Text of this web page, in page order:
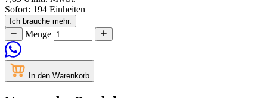
Sofort: 194 Einheiten
Ich brauche mehr.
Menge
In den Warenkorb